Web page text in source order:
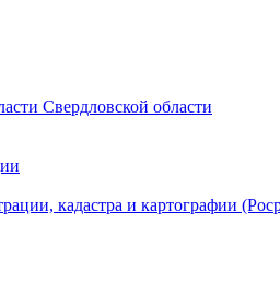
Свердловской области
кадастра и картографии